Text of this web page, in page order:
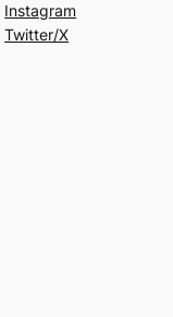
Instagram
Twitter/X